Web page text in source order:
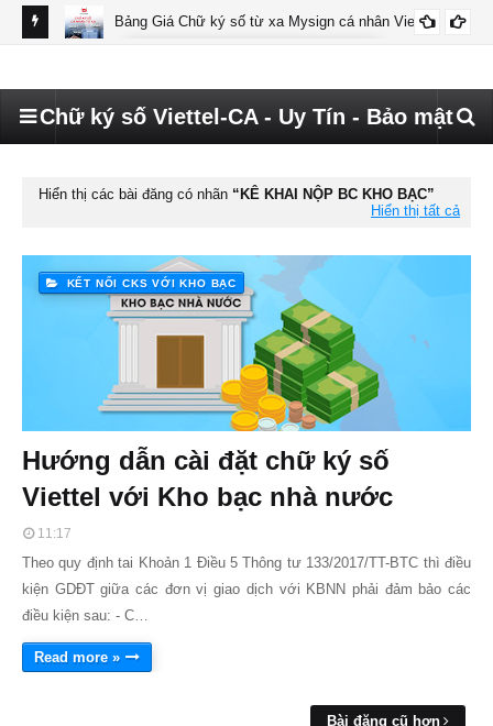
Bảng Giá Chữ ký số từ xa Mysign cá nhân Viettel
Chữ ký số Viettel-CA - Uy Tín - Bảo mật
Hiển thị các bài đăng có nhãn
KÊ KHAI NỘP BC KHO BẠC
Hiển thị tất cả
KẾT NỐI CKS VỚI KHO BẠC
Hướng dẫn cài đặt chữ ký số
Viettel với Kho bạc nhà nước
11:17
Theo quy định tai Khoản 1 Điều 5 Thông tư 133/2017/TT-BTC thì điều
kiện GDĐT giữa các đơn vị giao dịch với KBNN phải đảm bảo các
điều kiện sau: - C…
Read more »
Bài đăng cũ hơn